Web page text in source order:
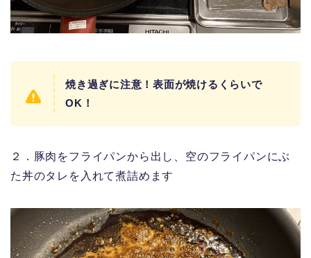
焼き過ぎに注意！表面が焼けるくらいで
OK！
２．豚肉をフライパンから出し、空のフライパンにぶ
た丼のタレを入れて煮詰めます